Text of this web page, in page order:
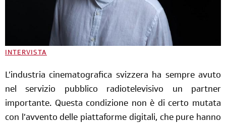
INTERVISTA
L’industria cinematografica svizzera ha sempre avuto
nel servizio pubblico radiotelevisivo un partner
importante. Questa condizione non è di certo mutata
con l’avvento delle piattaforme digitali, che pure hanno